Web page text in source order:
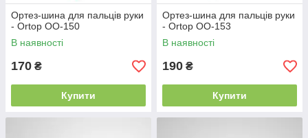
Ортез-шина для пальців руки
- Ortop OO-150
В наявності
170 ₴
Купити
Ортез-шина для пальців руки
- Ortop OO-153
В наявності
190 ₴
Купити